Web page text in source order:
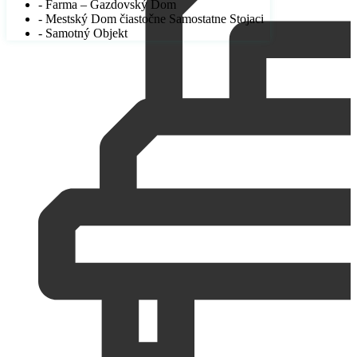
- Farma – Gazdovský Dom
- Mestský Dom čiastočne Samostatne Stojaci
- Samotný Objekt